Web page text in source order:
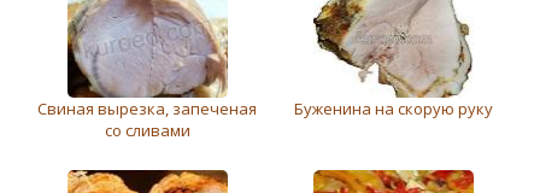
Свиная вырезка, запеченая
со сливами
Буженина на скорую руку